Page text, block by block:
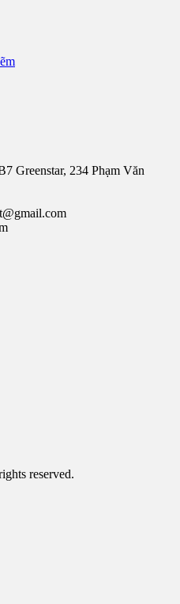
Greenstar, 234 Phạm Văn
reserved.